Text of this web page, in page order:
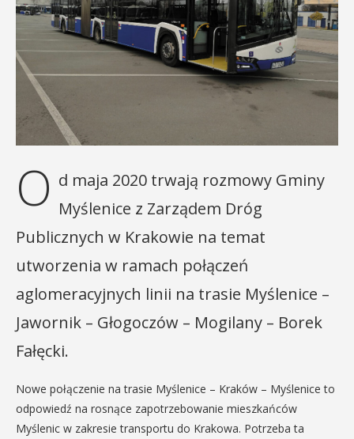
O d maja 2020 trwają rozmowy Gminy
Myślenice z Zarządem Dróg
Publicznych w Krakowie na temat
utworzenia w ramach połączeń
aglomeracyjnych linii na trasie Myślenice –
Jawornik – Głogoczów – Mogilany – Borek
Fałęcki.
Nowe połączenie na trasie Myślenice – Kraków – Myślenice to
odpowiedź na rosnące zapotrzebowanie mieszkańców
Myślenic w zakresie transportu do Krakowa. Potrzeba ta